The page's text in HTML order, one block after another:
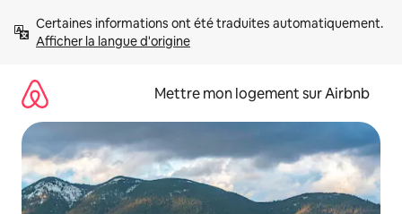
directement
Afficher la langue d'origine
Mettre mon logement sur Airbnb